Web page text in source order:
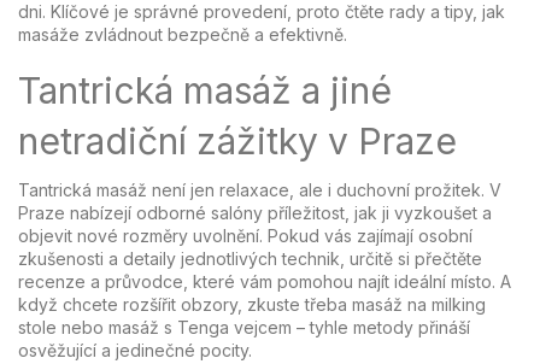
dni. Klíčové je správné provedení, proto čtěte rady a tipy, jak
masáže zvládnout bezpečně a efektivně.
Tantrická masáž a jiné
netradiční zážitky v Praze
Tantrická masáž není jen relaxace, ale i duchovní prožitek. V
Praze nabízejí odborné salóny příležitost, jak ji vyzkoušet a
objevit nové rozměry uvolnění. Pokud vás zajímají osobní
zkušenosti a detaily jednotlivých technik, určitě si přečtěte
recenze a průvodce, které vám pomohou najít ideální místo. A
když chcete rozšířit obzory, zkuste třeba masáž na milking
stole nebo masáž s Tenga vejcem – tyhle metody přináší
osvěžující a jedinečné pocity.